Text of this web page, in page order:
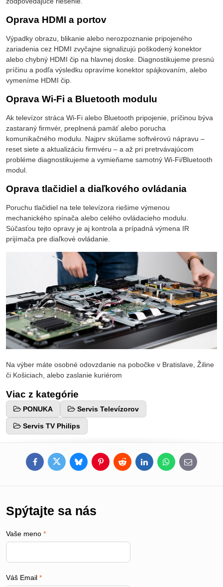
Oprava HDMI a portov
Výpadky obrazu, blikanie alebo nerozpoznanie pripojeného
zariadenia cez HDMI zvyčajne signalizujú poškodený konektor
alebo chybný HDMI čip na hlavnej doske. Diagnostikujeme presnú
príčinu a podľa výsledku opravíme konektor spájkovaním, alebo
vymeníme HDMI čip.
Oprava Wi-Fi a Bluetooth modulu
Ak televízor stráca Wi-Fi alebo Bluetooth pripojenie, príčinou býva
zastaraný firmvér, preplnená pamäť alebo porucha
komunikačného modulu. Najprv skúšame softvérovú nápravu –
reset siete a aktualizáciu firmvéru – a až pri pretrvávajúcom
probléme diagnostikujeme a vymieňame samotný Wi-Fi/Bluetooth
modul.
Oprava tlačidiel a diaľkového ovládania
Poruchu tlačidiel na tele televízora riešime výmenou
mechanického spínača alebo celého ovládacieho modulu.
Súčasťou tejto opravy je aj kontrola a prípadná výmena IR
prijímača pre diaľkové ovládanie.
Na výber máte osobné odovzdanie na pobočke v Bratislave, Žiline
či Košiciach, alebo zaslanie kuriérom
Viac z kategórie
PONUKA Servis Televízorov
Servis TV Philips
FacebookTwitterBlueskyPinterestRedditLinkedInWhatsApp
E-
mail
Spýtajte sa nás
Vaše meno *
Váš Email *